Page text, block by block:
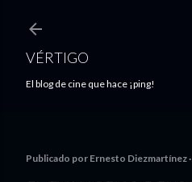
VÉRTIGO
El blog de cine que hace ¡ping!
Publicado por Ernesto Diezmartínez